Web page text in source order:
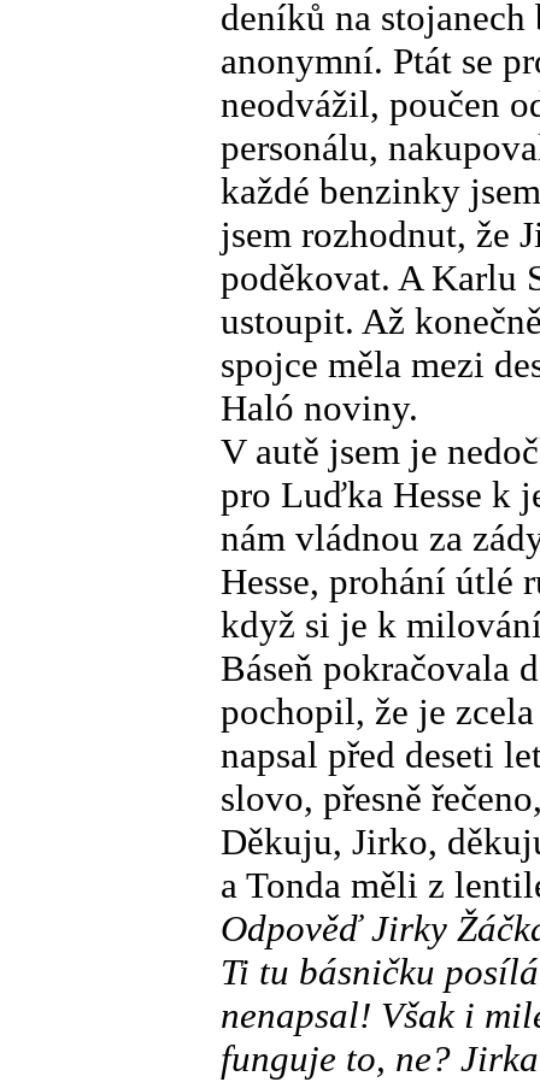
deníků na
anonymní. Ptát se
neodvážil, poučen
personálu,
každé benzinky
jsem rozhodnut, že
poděkovat. A Karlu
ustoupit. Až
spojce měla mezi
Haló noviny.
V autě jsem je
pro Luďka Hesse k
nám vládnou za
Hesse, prohání útlé
když si je k
Báseň pokračovala
pochopil, že je
napsal před deseti
slovo, přesně
Děkuju, Jirko,
a Tonda měli z
Odpověď Jirky
Ti tu básničku
nenapsal! Však i
funguje to, ne?